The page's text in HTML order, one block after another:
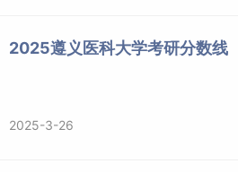
2025遵义医科大学考研分数线
2025-3-26